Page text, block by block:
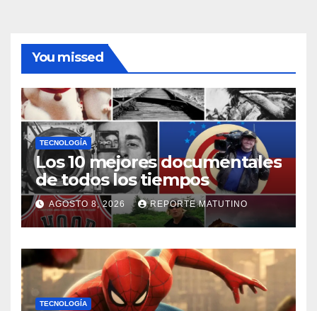
You missed
TECNOLOGÍA
Los 10 mejores documentales
de todos los tiempos
AGOSTO 8, 2026 REPORTE MATUTINO
TECNOLOGÍA